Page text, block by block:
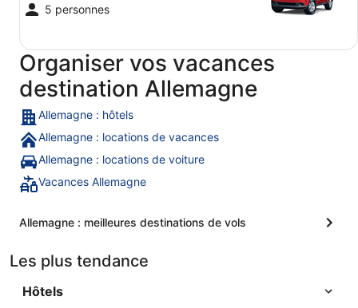
5 personnes
Organiser vos vacances
destination Allemagne
Allemagne : hôtels
Allemagne : locations de vacances
Allemagne : locations de voiture
Vacances Allemagne
Allemagne : meilleures destinations de vols
Les plus tendance
Hôtels